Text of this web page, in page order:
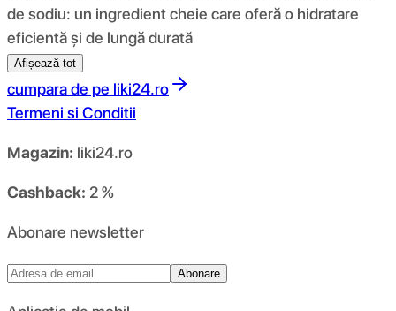
de sodiu: un ingredient cheie care oferă o hidratare
eficientă și de lungă durată
Afișează tot
cumpara de pe liki24.ro
Termeni si Conditii
Magazin: liki24.ro
Cashback: 2 %
Abonare newsletter
Abonare